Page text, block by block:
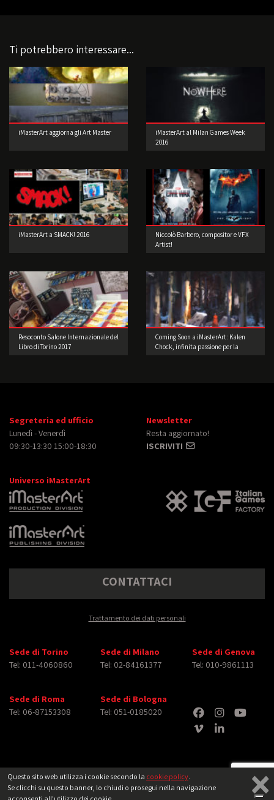
Questo sito web utilizza i cookie secondo la cookie policy.
Se clicchi su questo banner, lo chiudi o prosegui nella navigazione
×
Ti potrebbero interessare...
iMasterArt aggiorna gli Art Master
iMasterArt al Milan Games Week
2016
iMasterArt a SMACK! 2016
Niccolò Barbero, compositor e VFX
Artist!
Resoconto Salone Internazionale del
Libro di Torino 2017
Coming Soon a iMasterArt: Kalen
Chock, infinita passione per la
Segreteria ed ufficio
Lunedì - Venerdì
09:30-13:30 15:00-18:30
Newsletter
Resta aggiornato!
ISCRIVITI
Universo iMasterArt
CONTATTACI
Trattamento dei dati personali
Sede di Torino
Tel: 011-4060860
Sede di Milano
Tel: 02-84161377
Sede di Genova
Tel: 010-9861113
Sede di Roma
Tel: 06-87153308
Sede di Bologna
Tel: 051-0185020
Copyright © 2026 iMasterArt S.r.l. ‐ All rights reserved. Tutti i diritti relativi ad